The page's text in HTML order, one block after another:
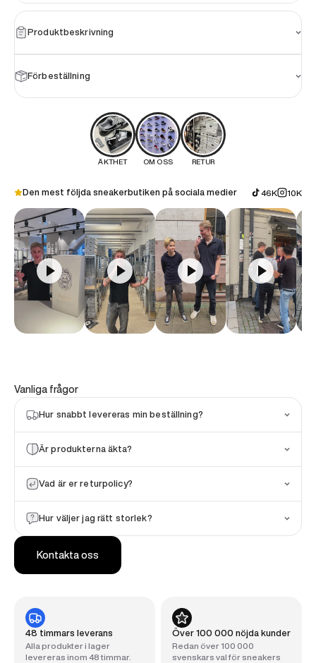
Produktbeskrivning
Förbeställning
ÄKTHET OM OSS RETUR
Den mest följda sneakerbutiken på sociala medier 46K 10K
48 timmars leverans
Alla produkter i lager
levereras inom 48 timmar.
Över 100 000 nöjda kunder
Redan över 100 000
svenskars val för sneakers
Vanliga frågor
Hur snabbt levereras min beställning?
Är produkterna äkta?
Vad är er returpolicy?
Hur väljer jag rätt storlek?
Kontakta oss